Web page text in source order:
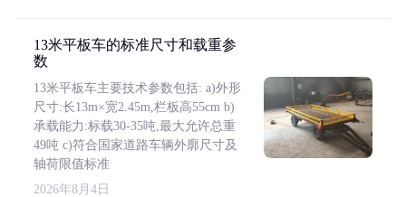
13米平板车的标准尺寸和载重参
数
13米平板车主要技术参数包括: a)外形
尺寸:长13m×宽2.45m,栏板高55cm b)
承载能力:标载30-35吨,最大允许总重
49吨 c)符合国家道路车辆外廓尺寸及
轴荷限值标准
2026年8月4日